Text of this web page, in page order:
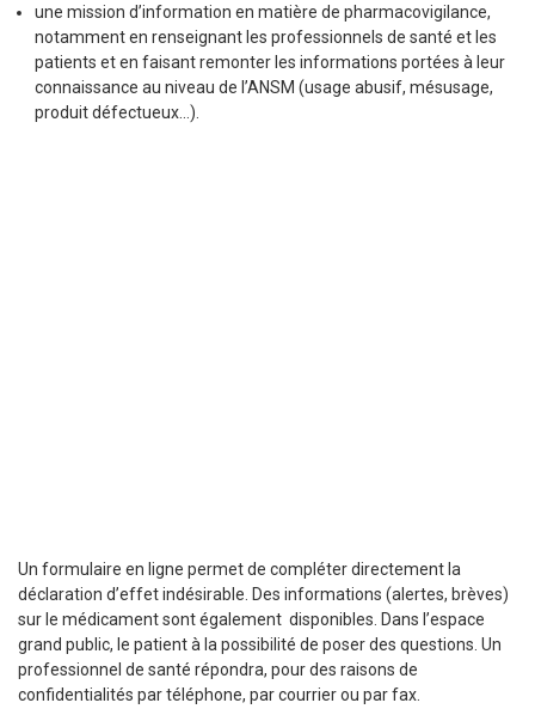
une mission d’information en matière de pharmacovigilance,
notamment en renseignant les professionnels de santé et les
patients et en faisant remonter les informations portées à leur
connaissance au niveau de l’ANSM (usage abusif, mésusage,
produit défectueux…).
Un formulaire en ligne permet de compléter directement la
déclaration d’effet indésirable. Des informations (alertes, brèves)
sur le médicament sont également disponibles. Dans l’espace
grand public, le patient à la possibilité de poser des questions. Un
professionnel de santé répondra, pour des raisons de
confidentialités par téléphone, par courrier ou par fax.